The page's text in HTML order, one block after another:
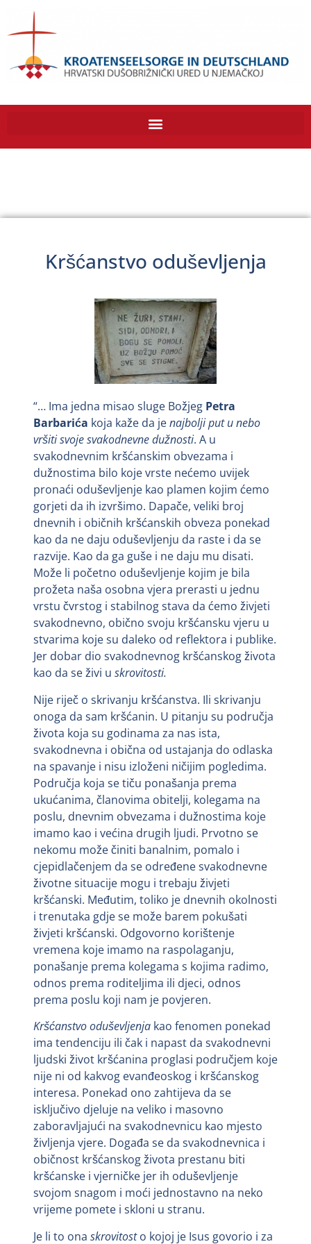
Kršćanstvo oduševljenja
“… Ima jedna misao sluge Božjeg Petra
Barbarića koja kaže da jenajbolji put u nebo
vršiti svoje svakodnevne dužnosti. A u
svakodnevnim kršćanskim obvezama i
dužnostima bilo koje vrste nećemo uvijek
pronaći oduševljenje kao plamen kojim ćemo
gorjeti da ih izvršimo. Dapače, veliki broj
dnevnih i običnih kršćanskih obveza ponekad
kao da ne daju oduševljenju da raste i da se
razvije. Kao da ga guše i ne daju mu disati.
Može li početno oduševljenje kojim je bila
prožeta naša osobna vjera prerasti u jednu
vrstu čvrstog i stabilnog stava da ćemo živjeti
svakodnevno, obično svoju kršćansku vjeru u
stvarima koje su daleko od reflektora i publike.
Jer dobar dio svakodnevnog kršćanskog života
kao da se živi u skrovitosti.
Nije riječ o skrivanju kršćanstva. Ili skrivanju
onoga da sam kršćanin. U pitanju su područja
života koja su godinama za nas ista,
svakodnevna i obična od ustajanja do odlaska
na spavanje i nisu izloženi ničijim pogledima.
Područja koja se tiču ponašanja prema
ukućanima, članovima obitelji, kolegama na
poslu, dnevnim obvezama i dužnostima koje
imamo kao i većina drugih ljudi. Prvotno se
nekomu može činiti banalnim, pomalo i
cjepidlačenjem da se određene svakodnevne
životne situacije mogu i trebaju živjeti
kršćanski. Međutim, toliko je dnevnih okolnosti
i trenutaka gdje se može barem pokušati
živjeti kršćanski. Odgovorno korištenje
vremena koje imamo na raspolaganju,
ponašanje prema kolegama s kojima radimo,
odnos prema roditeljima ili djeci, odnos
prema poslu koji nam je povjeren.
Kršćanstvo oduševljenja kao fenomen ponekad
ima tendenciju ili čak i napast da svakodnevni
ljudski život kršćanina proglasi područjem koje
nije ni od kakvog evanđeoskog i kršćanskog
interesa. Ponekad ono zahtijeva da se
isključivo djeluje na veliko i masovno
zaboravljajući na svakodnevnicu kao mjesto
življenja vjere. Događa se da svakodnevnica i
običnost kršćanskog života prestanu biti
kršćanske i vjerničke jer ih oduševljenje
svojom snagom i moći jednostavno na neko
vrijeme pomete i skloni u stranu.
Je li to ona skrovitosto kojoj je Isus govorio i za